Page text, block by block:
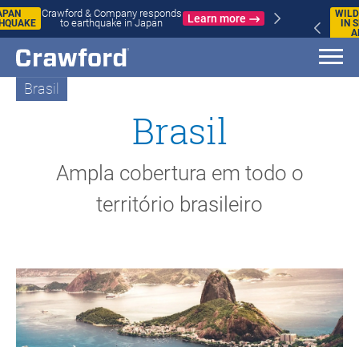
WILDFIRES
IN SPAIN
Crawford & Company responds to
wildfires in Spain and France
Learn more
Brasil
Brasil
Ampla cobertura em todo o
território brasileiro